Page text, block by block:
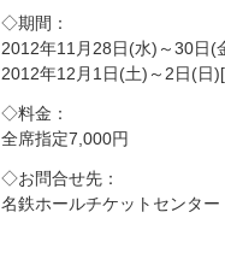
◇期間：
2012年11月28日(水)～30日(
2012年12月1日(土)～2日(日
◇料金：
全席指定7,000円
◇お問合せ先：
名鉄ホールチケットセンタ